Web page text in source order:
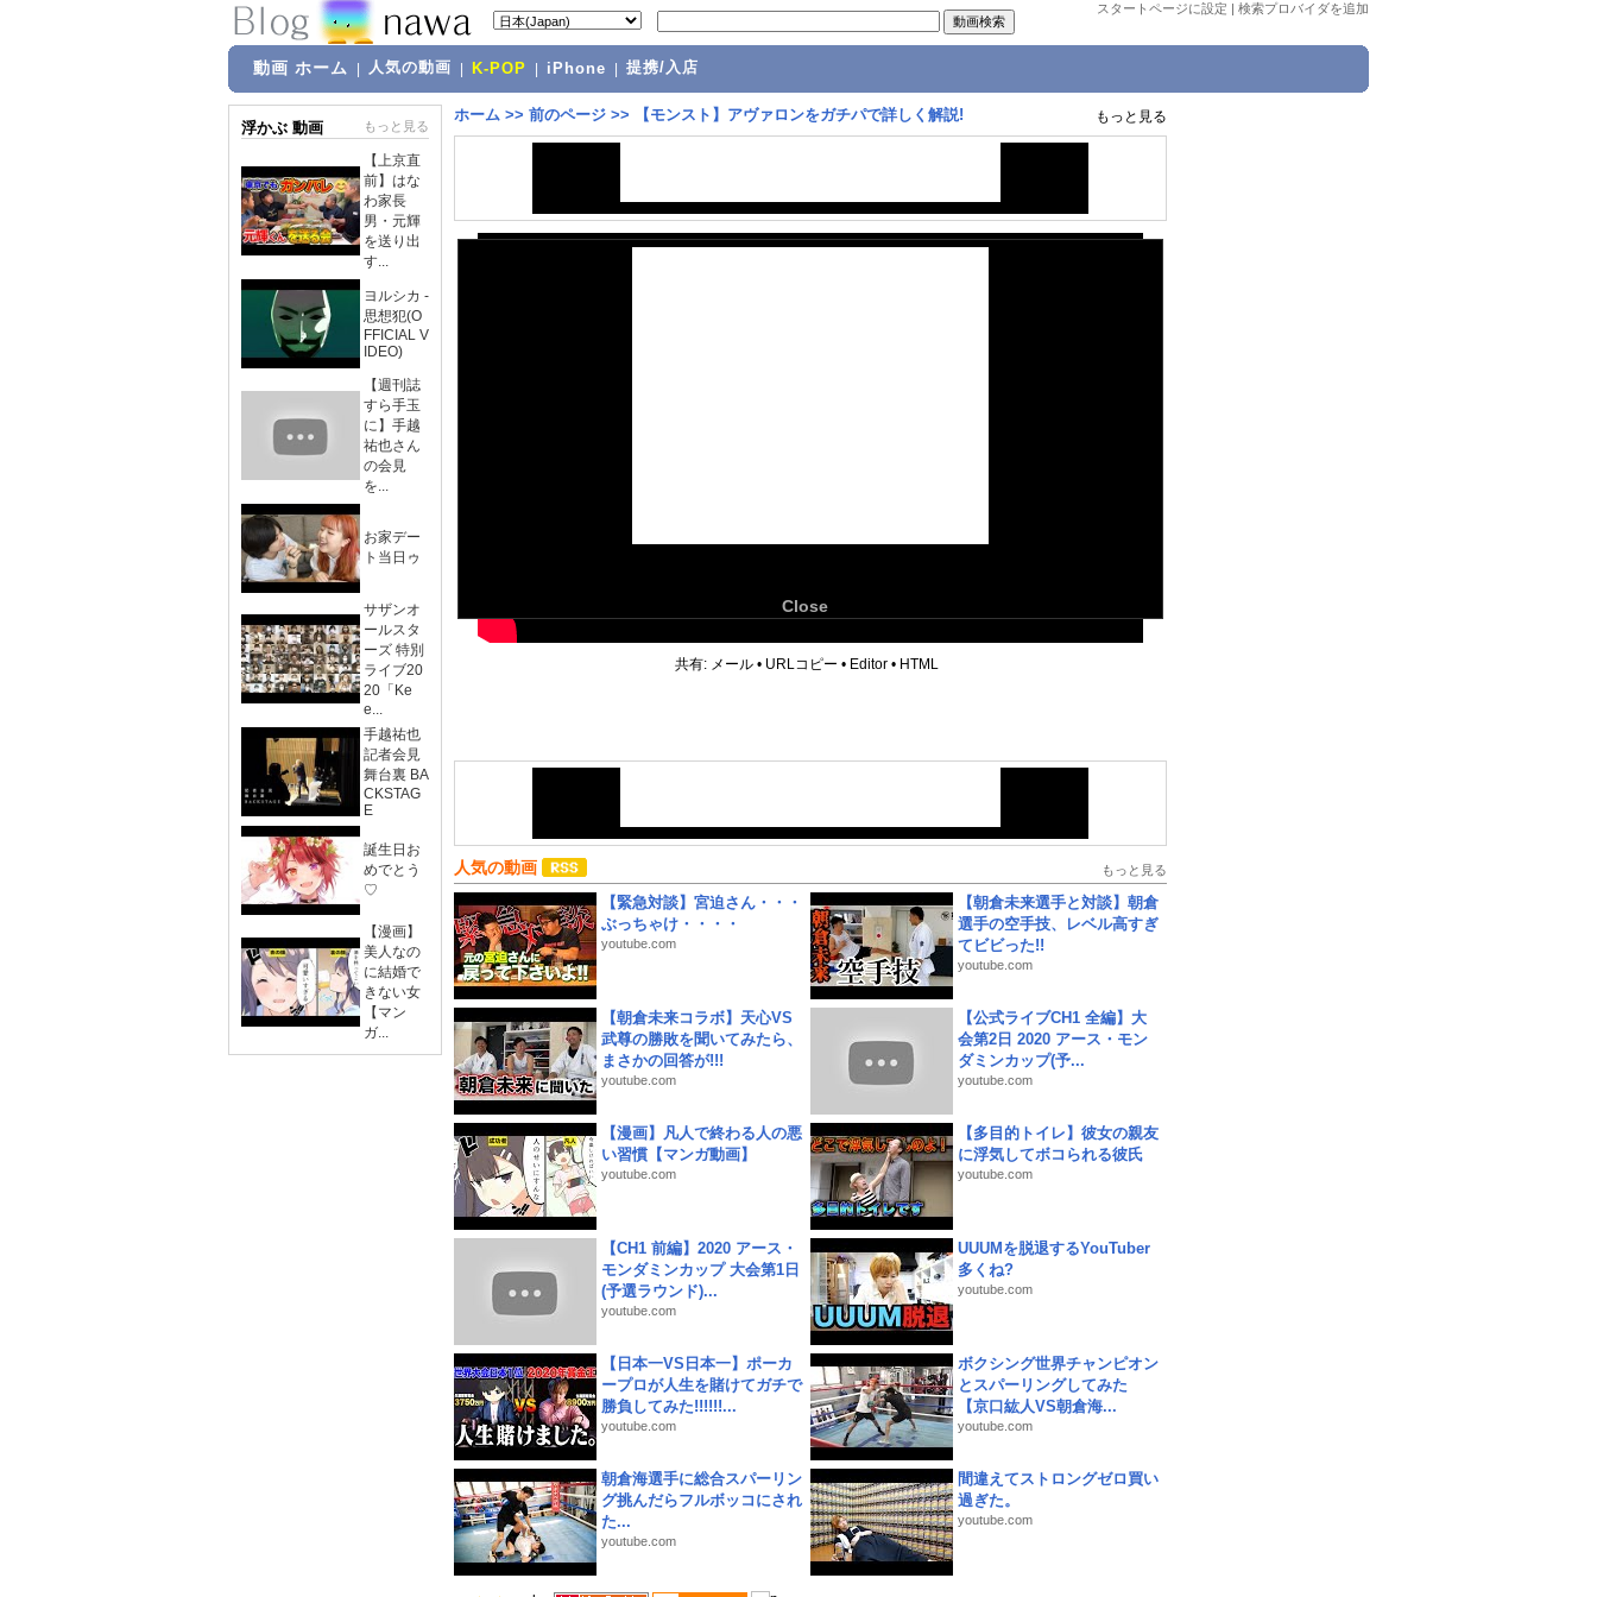
スタートページに設定 | 検索プロバイダを追加
動画 ホーム 人気の動画 K-POP iPhone 提携/入店
浮かぶ 動画 もっと見る
【上京直
前】はな
わ家長
男・元輝
を送り出
す...
ヨルシカ -
思想犯(O
FFICIAL V
IDEO)
【週刊誌
すら手玉
に】手越
祐也さん
の会見
を...
お家デー
ト当日ゥ
サザンオ
ールスタ
ーズ 特別
ライブ20
20「Ke
e...
手越祐也
記者会見
舞台裏 BA
CKSTAG
E
誕生日お
めでとう
♡
【漫画】
美人なの
に結婚で
きない女
【マン
ガ...
ホーム >> 前のページ >> 【モンスト】アヴァロンをガチパで詳しく解説! もっと見る
Close
共有: メール • URLコピー • Editor • HTML
人気の動画 もっと見る
【緊急対談】宮迫さん・・・
ぶっちゃけ・・・・
youtube.com
【朝倉未来選手と対談】朝倉
選手の空手技、レベル高すぎ
てビビった!!
youtube.com
【朝倉未来コラボ】天心VS
武尊の勝敗を聞いてみたら、
まさかの回答が!!!
youtube.com
【公式ライブCH1 全編】大
会第2日 2020 アース・モン
ダミンカップ(予...
youtube.com
【漫画】凡人で終わる人の悪
い習慣【マンガ動画】
youtube.com
【多目的トイレ】彼女の親友
に浮気してボコられる彼氏
youtube.com
【CH1 前編】2020 アース・
モンダミンカップ 大会第1日
(予選ラウンド)...
youtube.com
UUUMを脱退するYouTuber
多くね?
youtube.com
【日本一VS日本一】ポーカ
ープロが人生を賭けてガチで
勝負してみた!!!!!!...
youtube.com
ボクシング世界チャンピオン
とスパーリングしてみた
【京口紘人VS朝倉海...
youtube.com
朝倉海選手に総合スパーリン
グ挑んだらフルボッコにされ
た...
youtube.com
間違えてストロングゼロ買い
過ぎた。
youtube.com